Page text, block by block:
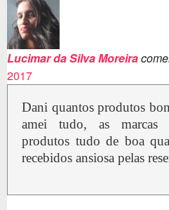
Lucimar da Silva Moreira
2017
Dani quantos produtos
amei tudo, as marcas
produtos tudo de boa
recebidos ansiosa pelas